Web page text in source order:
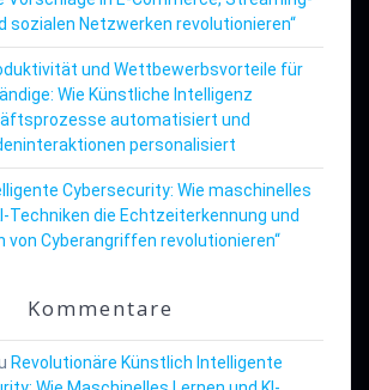
sozialen Netzwerken revolutionieren“
und Wettbewerbsvorteile für
Wie Künstliche Intelligenz
automatisiert und
personalisiert
Cybersecurity: Wie maschinelles
Techniken die Echtzeiterkennung und
von Cyberangriffen revolutionieren“
Kommentare
Revolutionäre Künstlich Intelligente